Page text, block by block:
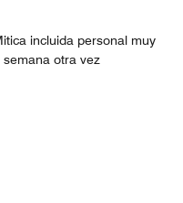
incluida personal muy
otra vez